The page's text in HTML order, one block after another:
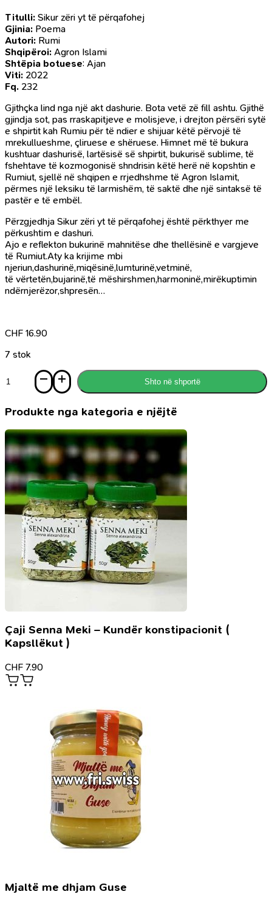
Titulli: Sikur zëri yt të përqafohej
Gjinia: Poema
Autori: Rumi
Shqipëroi: Agron Islami
Shtëpia botuese: Ajan
Viti: 2022
Fq. 232
Gjithçka lind nga një akt dashurie. Bota vetë zë fill ashtu. Gjithë
gjindja sot, pas rraskapitjeve e molisjeve, i drejton përsëri sytë
e shpirtit kah Rumiu për të ndier e shijuar këtë përvojë të
mrekullueshme, çliruese e shëruese. Himnet më të bukura
kushtuar dashurisë, lartësisë së shpirtit, bukurisë sublime, të
fshehtave të kozmogonisë shndrisin këtë herë në kopshtin e
Rumiut, sjellë në shqipen e rrjedhshme të Agron Islamit,
përmes një leksiku të larmishëm, të saktë dhe një sintaksë të
pastër e të embël.
Përzgjedhja Sikur zëri yt të përqafohej është përkthyer me
përkushtim e dashuri.
Ajo e reflekton bukurinë mahnitëse dhe thellësinë e vargjeve
të Rumiut.Aty ka krijime mbi
njeriun,dashurinë,miqësinë,lumturinë,vetminë,
të vërtetën,bujarinë,të mëshirshmen,harmoninë,mirëkuptimin
ndërnjerëzor,shpresën…
CHF 16.90
7 stok
Sikur
yt
përqafohej
Shto në shportë
Produkte nga kategoria e njëjtë
Çaji Senna Meki – Kundër konstipacionit (
Kapsllëkut )
CHF 7.90
Mjaltë me dhjam Guse